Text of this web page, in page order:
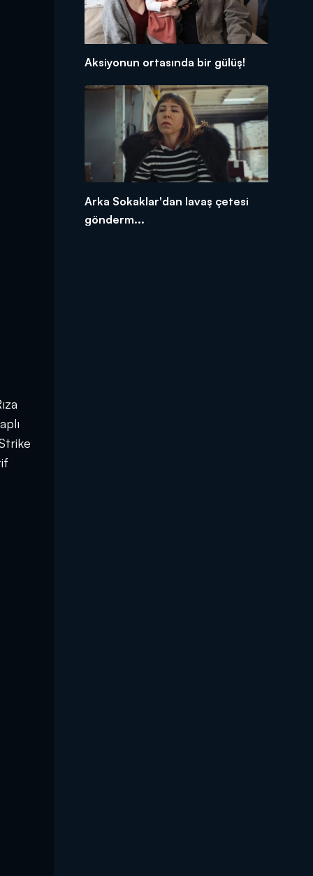
Aksiyonun ortasında bir gülüş!
Arka Sokaklar'dan lavaş çetesi
gönderm...